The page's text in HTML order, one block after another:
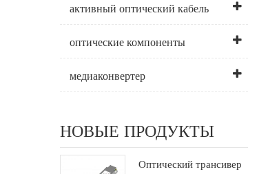
активный оптический кабель
оптические компоненты
медиаконвертер
НОВЫЕ ПРОДУКТЫ
Оптический трансивер